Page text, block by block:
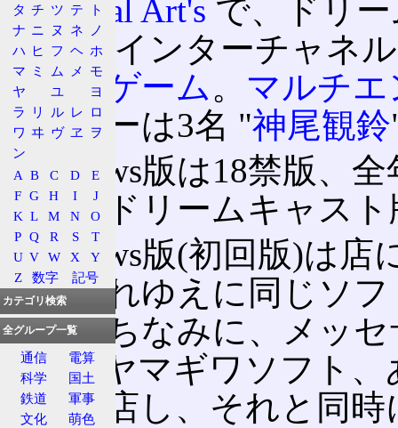
が Visual Art's で、ドリ
が NECインターチャネ
チャーゲーム。 マルチ
ラクターは3名 "神尾観鈴
Windows版は18禁版、
いが、ドリームキャス
Windows版(初回版)は
り、それゆえに同じソ
した。ちなみに、メッ
Navi、ヤマギワソフト
時に開店し、それと同
タ チ ツ テ
ト
ナ ニ ヌ ネ
ノ
ハ ヒ フ ヘ ホ
マ ミ ム メ
モ
ヤ
ユ
ヨ
ラ
リ ル レ ロ
ワ ヰ ヴ ヱ
ヲ
ン
A B C D
E
F G H I
J
K L M N
O
P Q R S
T
U V W X
Y
Z
数字 記号
カテゴリ検索
全グループ一覧
通信
電算
科学
国土
鉄道
軍事
文化
萌色